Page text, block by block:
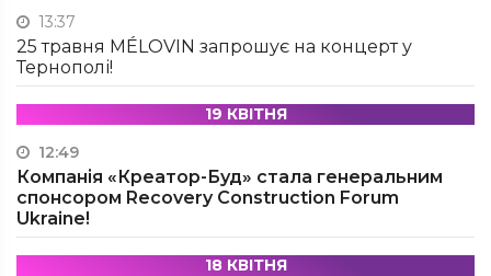
13:37
25 травня MÉLOVIN запрошує на концерт у
Тернополі!
19 КВІТНЯ
12:49
Компанія «Креатор-Буд» стала генеральним
спонсором Recovery Construction Forum
Ukraine!
18 КВІТНЯ